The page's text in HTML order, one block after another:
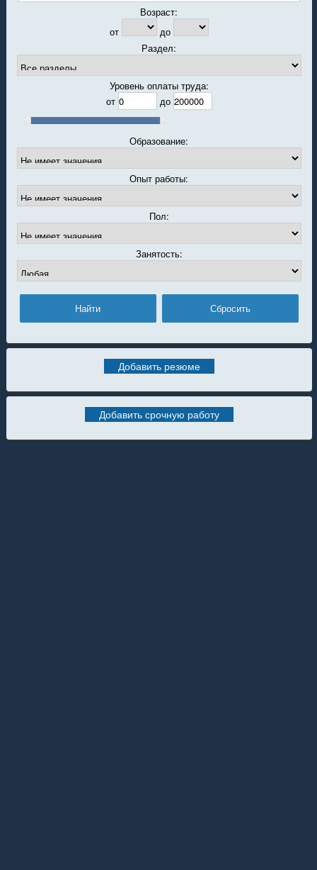
Возраст:
от
до
Раздел:
Уровень оплаты труда:
от
до
Образование:
Опыт работы:
Пол:
Занятость:
Добавить резюме
Добавить срочную работу